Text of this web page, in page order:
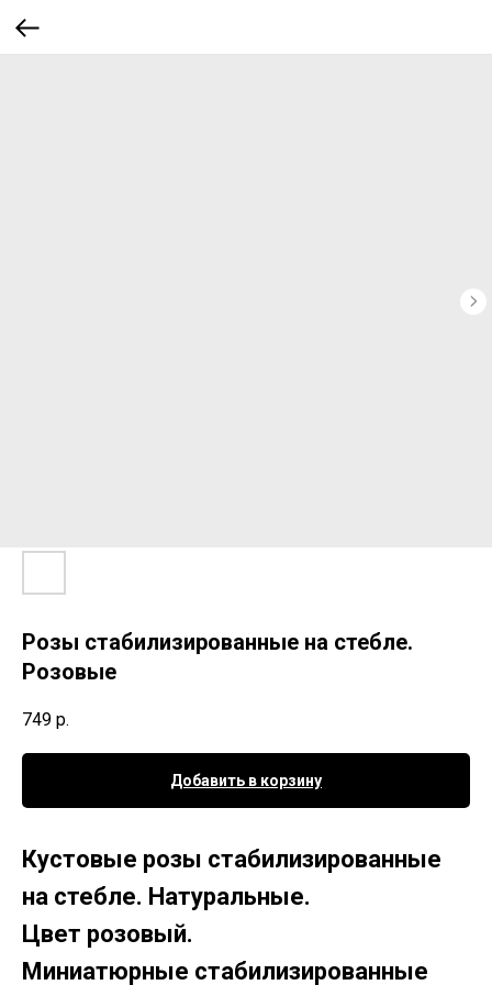
Розы стабилизированные на стебле.
Розовые
749 р.
Добавить в корзину
Кустовые розы стабилизированные
на стебле. Натуральные.
Цвет розовый.
Миниатюрные стабилизированные